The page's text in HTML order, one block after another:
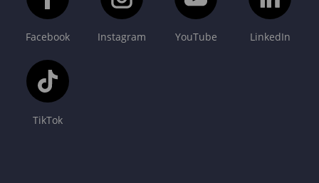
Facebook Instagram YouTube LinkedIn
TikTok